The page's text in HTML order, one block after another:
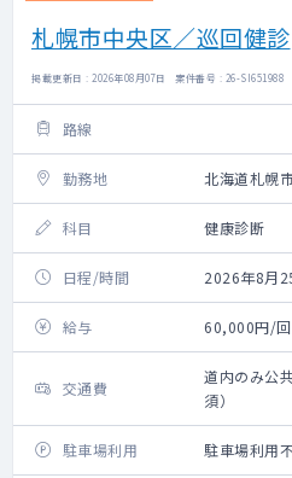
札幌市中央区／巡回健診
掲載更新日 : 2026年08月07日 案件番号 : 26-SI651988
路線
勤務地 北海道札幌
科目 健康診断
日程/時間 2026年8月
給与 60,000円/回
交通費
道内のみ公
須）
駐車場利用 駐車場利用